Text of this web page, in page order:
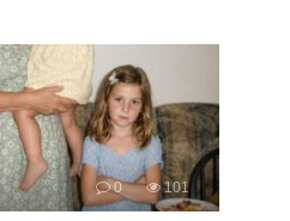
0 101